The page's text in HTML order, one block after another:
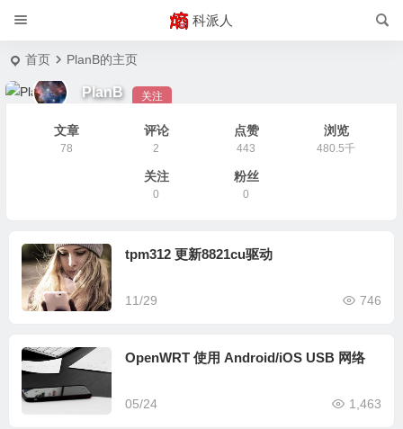
科派人
首页 PlanB的主页
PlanB 关注
文章
78
评论
2
点赞
443
浏览
480.5千
关注
0
粉丝
0
tpm312 更新8821cu驱动
11/29 746
OpenWRT 使用 Android/iOS USB 网络
05/24 1,463